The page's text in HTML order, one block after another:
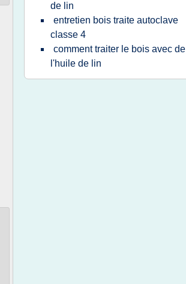
de lin
entretien bois traite autoclave
classe 4
comment traiter le bois avec de
l'huile de lin